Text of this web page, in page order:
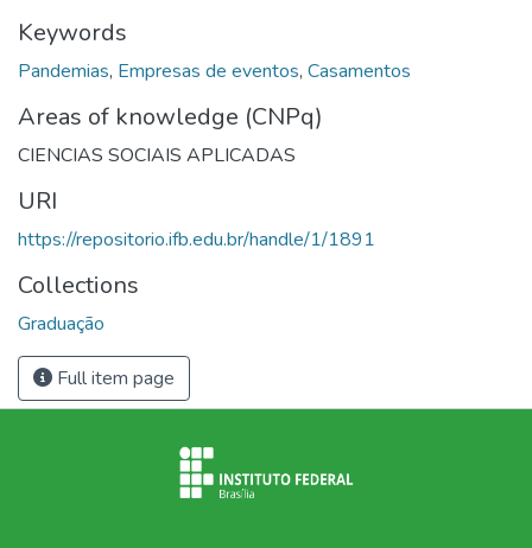
Keywords
Pandemias, Empresas de eventos, Casamentos
Areas of knowledge (CNPq)
CIENCIAS SOCIAIS APLICADAS
URI
https://repositorio.ifb.edu.br/handle/1/1891
Collections
Graduação
Full item page